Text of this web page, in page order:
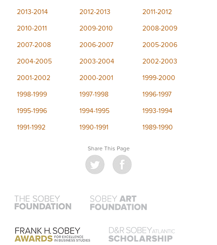
2013-2014
2012-2013
2011-2012
2010-2011
2009-2010
2008-2009
2007-2008
2006-2007
2005-2006
2004-2005
2003-2004
2002-2003
2001-2002
2000-2001
1999-2000
1998-1999
1997-1998
1996-1997
1995-1996
1994-1995
1993-1994
1991-1992
1990-1991 1989-1990
Share This Page